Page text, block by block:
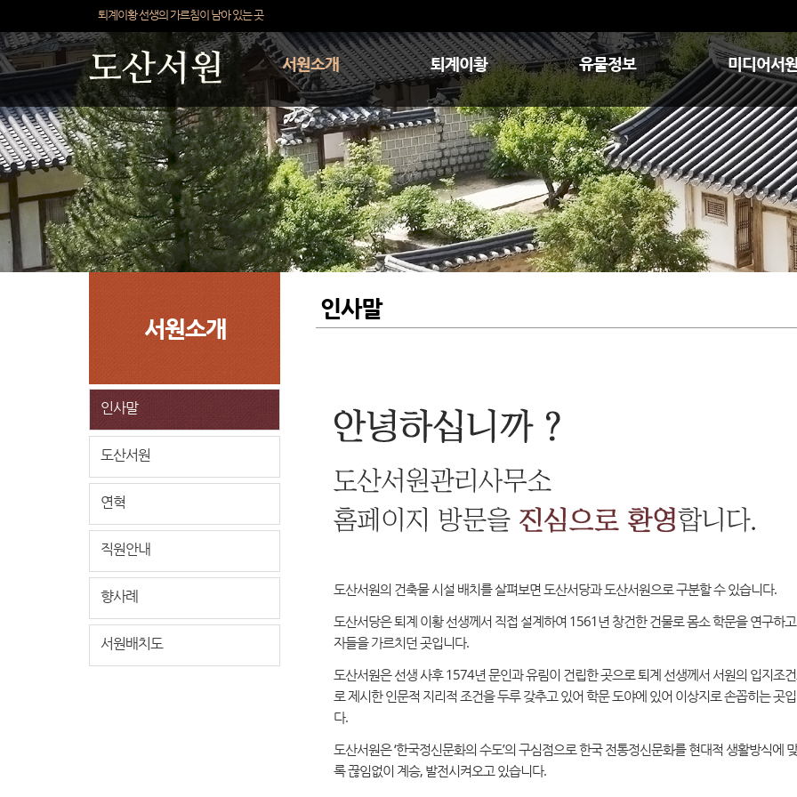
퇴계이황 선생의 가르침이 남아 있는 곳
서원소개 퇴계이황 유물정보 미디어서
서원소개
인사말
도산서원
연혁
직원안내
향사례
서원배치도
인사말
도산서원의 건축물 시설 배치를 살펴보면 도산서당과 도산서원으로 구분할 수 있습니다.
도산서당은 퇴계 이황 선생께서 직접 설계하여 1561년 창건한 건물로 몸소 학문을 연구하
자들을 가르치던 곳입니다.
도산서원은 선생 사후 1574년 문인과 유림이 건립한 곳으로 퇴계 선생께서 서원의 입지조
로 제시한 인문적 지리적 조건을 두루 갖추고 있어 학문 도야에 있어 이상지로 손꼽히는 곳
다.
도산서원은 ‘한국정신문화의 수도’의 구심점으로 한국 전통정신문화를 현대적 생활방식에
록 끊임없이 계승, 발전시켜오고 있습니다.